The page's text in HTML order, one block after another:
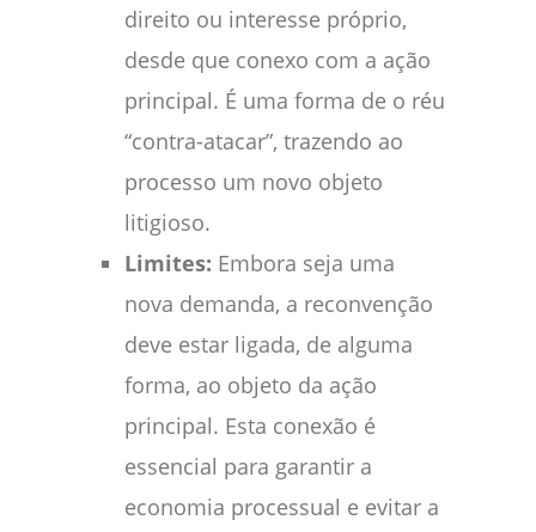
direito ou interesse próprio,
desde que conexo com a ação
principal. É uma forma de o réu
“contra-atacar”, trazendo ao
processo um novo objeto
litigioso.
Limites: Embora seja uma
nova demanda, a reconvenção
deve estar ligada, de alguma
forma, ao objeto da ação
principal. Esta conexão é
essencial para garantir a
economia processual e evitar a